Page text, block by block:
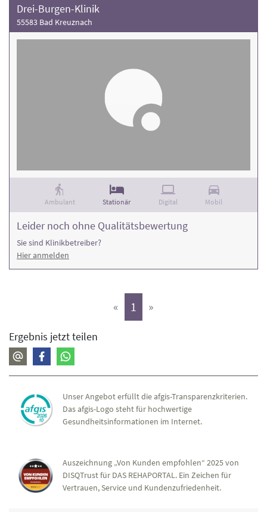
Drei-Burgen-Klinik
55583 Bad Kreuznach
Ambulant Stationär Digital Mobil
Leider noch ohne Qualitätsbewertung
Sie sind Klinikbetreiber?
Hier anmelden
« 1 (aktiv)
»
Ergebnis jetzt teilen
Unser Angebot erfüllt die afgis-Transparenzkriterien.
Das afgis-Logo steht für hochwertige
Gesundheitsinformationen im Internet.
Auszeichnung „Von Kunden empfohlen“ 2025 von
DISQTrust für DAS REHAPORTAL. Ein Zeichen für
Vertrauen, Service und Kundenzufriedenheit.